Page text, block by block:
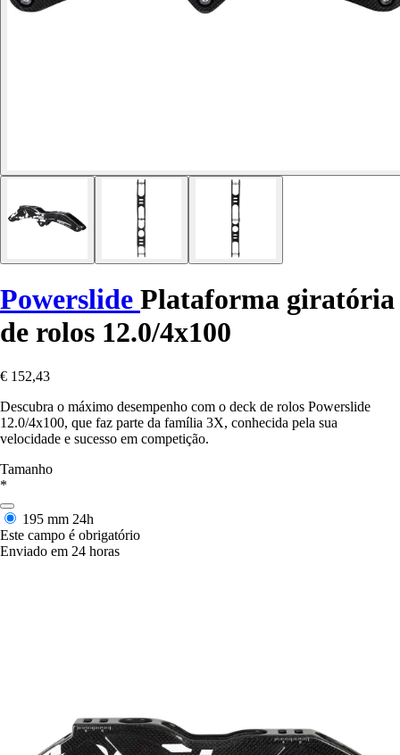
Powerslide Plataforma giratória
de rolos 12.0/4x100
€ 152,43
Descubra o máximo desempenho com o deck de rolos Powerslide
12.0/4x100, que faz parte da família 3X, conhecida pela sua
velocidade e sucesso em competição.
Tamanho
*
195 mm 24h
Este campo é obrigatório
Enviado em 24 horas